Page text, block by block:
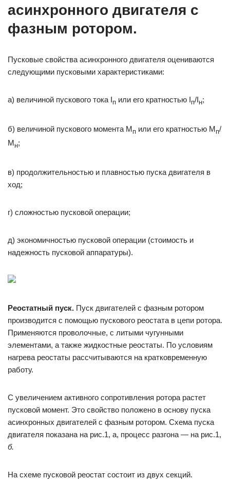
асинхронного дви­гателя с
фазным ротором.
Пусковые свойства асинхронного двигателя оцениваются
следующими пусковыми характеристиками:
а) величиной пускового тока Iп или его кратностью Iп/Iн;
б) величиной пускового момента Мп или его кратностью Мп/
Мн;
в) продолжительностью и плавностью пуска двигателя в
ход;
г) сложностью пусковой операции;
д) экономичностью пусковой операции (стоимость и
надежность пусковой аппаратуры).
Реостатный пуск. Пуск двигателей с фазным ротором
производится с помощью пускового реостата в цепи ротора.
Применяются проволочные, с литыми чугунными
элементами, а также жидкостные реостаты. По условиям
нагрева реостаты рассчитываются на кратковременную
работу.
С увеличением активного сопротивления ротора растет
пусковой момент. Это свойство положено в основу пуска
асинхронных двигателей с фазным ротором. Схема пуска
двигателя показана на рис.1, а, процесс разгона — на рис.1,
б.
На схеме пусковой реостат состоит из двух секций.